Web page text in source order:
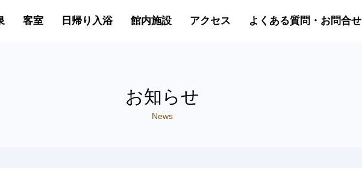
客室 日帰り入浴 館内施設 アクセス よくある質問・お問合せ
お知らせ
News